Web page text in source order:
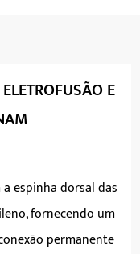
E
espinha dorsal das
fornecendo um
permanente